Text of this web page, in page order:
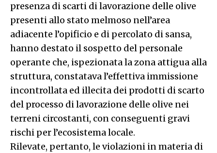
presenza di scarti di lavorazione delle olive
presenti allo stato melmoso nell’area
adiacente l’opificio e di percolato di sansa,
hanno destato il sospetto del personale
operante che, ispezionata la zona attigua alla
struttura, constatava l’effettiva immissione
incontrollata ed illecita dei prodotti di scarto
del processo di lavorazione delle olive nei
terreni circostanti, con conseguenti gravi
rischi per l’ecosistema locale.
Rilevate, pertanto, le violazioni in materia di